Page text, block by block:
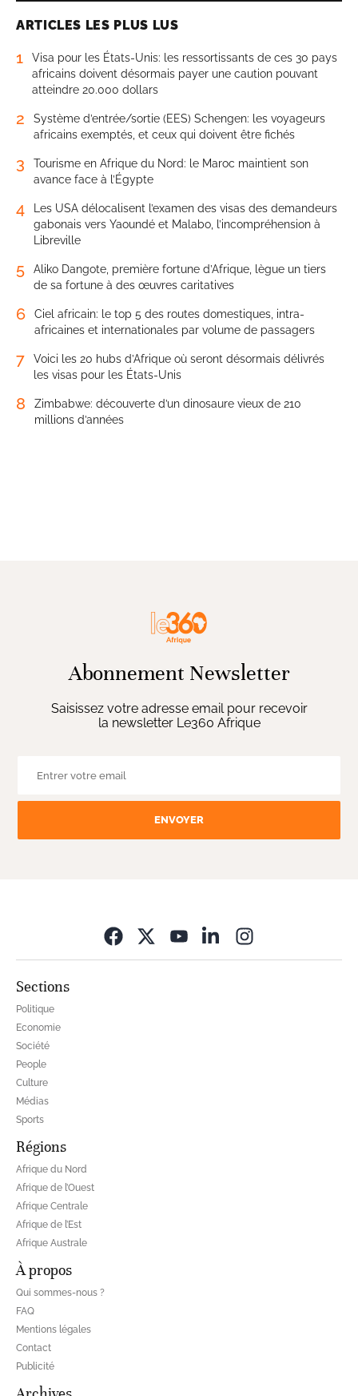
ARTICLES LES PLUS LUS
1
Visa pour les États-Unis: les ressortissants de ces 30 pays
africains doivent désormais payer une caution pouvant
atteindre 20.000 dollars
2
Système d’entrée/sortie (EES) Schengen: les voyageurs
africains exemptés, et ceux qui doivent être fichés
3
Tourisme en Afrique du Nord: le Maroc maintient son
avance face à l’Égypte
4
Les USA délocalisent l’examen des visas des demandeurs
gabonais vers Yaoundé et Malabo, l’incompréhension à
Libreville
5
Aliko Dangote, première fortune d’Afrique, lègue un tiers
de sa fortune à des œuvres caritatives
6
Ciel africain: le top 5 des routes domestiques, intra-
africaines et internationales par volume de passagers
7
Voici les 20 hubs d’Afrique où seront désormais délivrés
les visas pour les États-Unis
8
Zimbabwe: découverte d’un dinosaure vieux de 210
millions d’années
Abonnement Newsletter
Saisissez votre adresse email pour recevoir
la newsletter Le360 Afrique
ENVOYER
Sections
Politique
Economie
Société
People
Culture
Médias
Sports
Régions
Afrique du Nord
Afrique de l’Ouest
Afrique Centrale
Afrique de l’Est
Afrique Australe
À propos
Qui sommes-nous ?
FAQ
Mentions légales
Contact
Publicité